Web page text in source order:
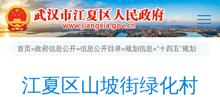
首页»政府信息公开»信息公开目录»规划信息»“十四五”规划
江夏区山坡街绿化村